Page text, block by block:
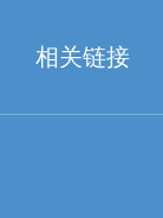
相关链接